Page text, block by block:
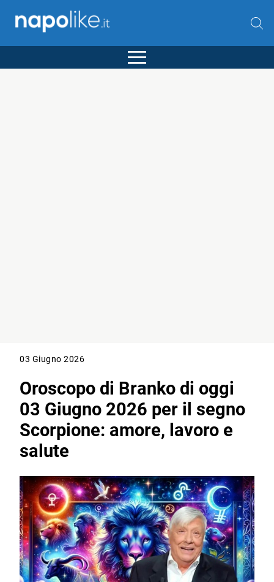
03 Giugno 2026
Oroscopo di Branko di oggi
03 Giugno 2026 per il segno
Scorpione: amore, lavoro e
salute